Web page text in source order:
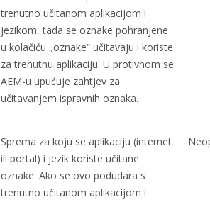
trenutno učitanom aplikacijom i
jezikom, tada se oznake pohranjene
u kolačiću „oznake“ učitavaju i koriste
za trenutnu aplikaciju. U protivnom se
AEM-u upućuje zahtjev za
učitavanjem ispravnih oznaka.
Sprema za koju se aplikaciju (internet
ili portal) i jezik koriste učitane
oznake. Ako se ovo podudara s
trenutno učitanom aplikacijom i